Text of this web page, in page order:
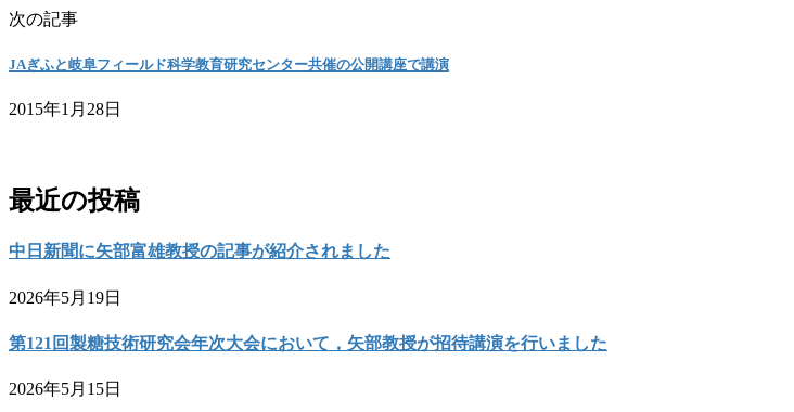
次の記事
JAぎふと岐阜フィールド科学教育研究センター共催の公開講座で講演
2015年1月28日
最近の投稿
中日新聞に矢部富雄教授の記事が紹介されました
2026年5月19日
第121回製糖技術研究会年次大会において，矢部教授が招待講演を行いました
2026年5月15日